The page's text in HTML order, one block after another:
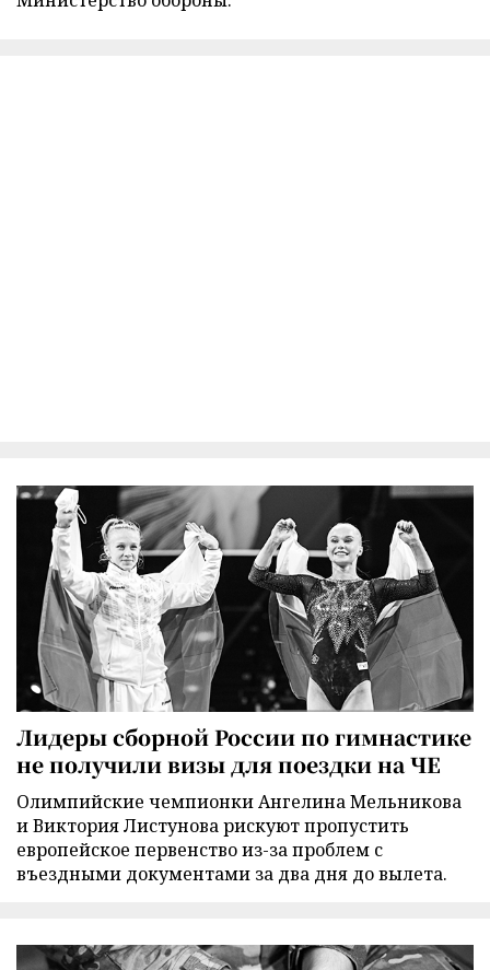
Лидеры сборной России по гимнастике
не получили визы для поездки на ЧЕ
Олимпийские чемпионки Ангелина Мельникова
и Виктория Листунова рискуют пропустить
европейское первенство из-за проблем с
въездными документами за два дня до вылета.